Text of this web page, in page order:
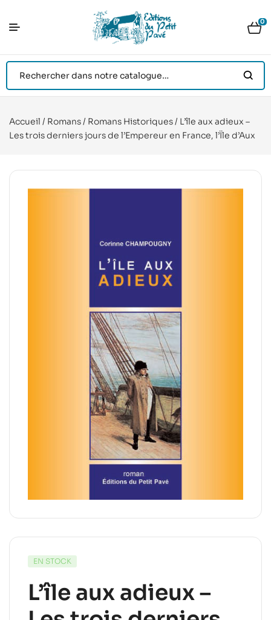
0
Accueil / Romans/ Romans Historiques/ L’île aux adieux –
Les trois derniers jours de l’Empereur en France, l’Ïle d’Aux
EN STOCK
L’île aux adieux –